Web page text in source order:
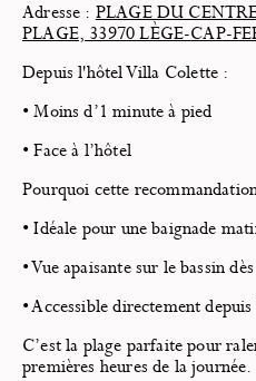
Adresse :PLAGE DU
PLAGE, 33970 LÈGE-CAP-
Depuis l'hôtel Villa Colette :
• Moins d’1 minute à pied
• Face à l’hôtel
Pourquoi cette
• Idéale pour une baignade
• Vue apaisante sur le bassin
• Accessible directement
C’est la plage parfaite pour
premières heures de la journée.